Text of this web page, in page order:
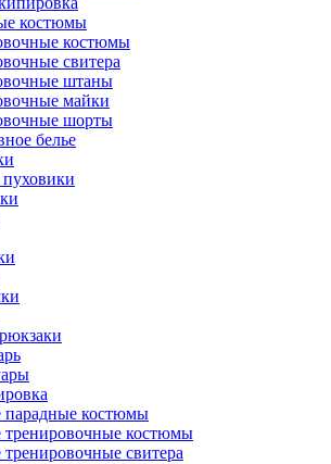
костюмы
костюмы
свитера
штаны
майки
шорты
белье
парадные костюмы
тренировочные костюмы
тренировочные свитера